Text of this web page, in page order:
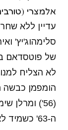
אלמצרי
עדיין ללא
סלימהוג'יץ'
של פוטסדאם
לא הצליח
(56')
ה-63' כשמיד לאחר מכן צמד הישראליות הוחלף.